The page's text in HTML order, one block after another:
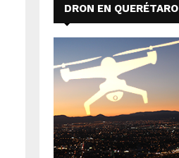
DRON EN QUERÉTARO